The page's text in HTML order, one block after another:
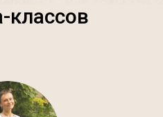
классов